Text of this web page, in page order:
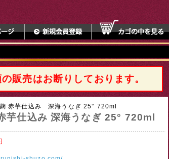
販売はお断りしております。
赤芋仕込み 深海うなぎ 25° 720ml
仕込み 深海うなぎ 25° 720ml